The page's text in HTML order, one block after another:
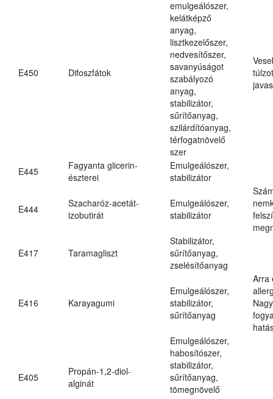
E450 Difoszfátok
emulgeálószer,
kelátképző
anyag,
lisztkezelőszer,
nedvesítőszer,
savanyúságot
szabályozó
anyag,
stabilizátor,
sűrítőanyag,
szilárdítóanyag,
térfogatnövelő
szer
E445
Fagyanta glicerin-
észterei
Emulgeálószer,
stabilizátor
E444
Szacharóz-acetát-
izobutirát
Emulgeálószer,
stabilizátor
E417 Taramagliszt
Stabilizátor,
sűrítőanyag,
zselésítőanyag
E416 Karayagumi
Emulgeálószer,
stabilizátor,
sűrítőanyag
Arra
E405
Propán-1,2-diol-
alginát
Emulgeálószer,
habosítószer,
stabilizátor,
sűrítőanyag,
tömegnövelő